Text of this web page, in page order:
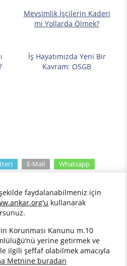
Mevsimlik İşçilerin Kaderi
mi Yollarda Ölmek?
İş Hayatımızda Yeni Bir
Kavram: OSGB
E-Mail Whatsapp
faydalanabilmeniz için
kullanarak
Korunması Kanunu m.10
yerine getirmek ve
ilgili şeffaf olabilmek amacıyla
Metnine buradan
ve Güvenlik Birimi. Her
Saklıdır.